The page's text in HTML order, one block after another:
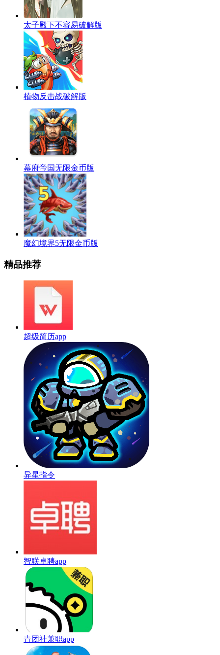
太子殿下不容易破解版
植物反击战破解版
幕府帝国无限金币版
魔幻境界5无限金币版
精品推荐
超级简历app
异星指令
智联卓聘app
青团社兼职app